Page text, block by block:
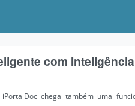
com
chega também uma